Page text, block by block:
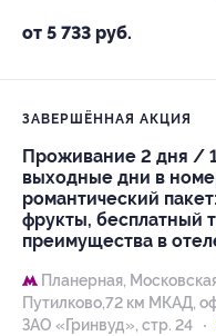
от 5 733 руб.
ЗАВЕРШЁННАЯ АКЦИЯ
Проживание 2 дня /
выходные дни в
романтический
фрукты, бесплатный
преимущества в
Планерная,
Путилково,72 км МКАД,
ЗАО «Гринвуд», стр. 24